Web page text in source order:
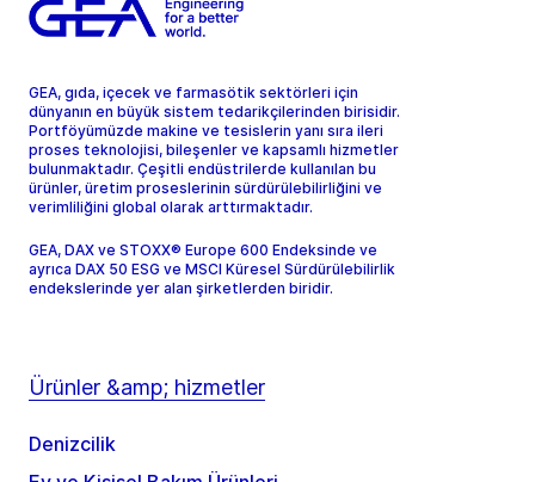
GEA, gıda, içecek ve farmasötik sektörleri için
dünyanın en büyük sistem tedarikçilerinden birisidir.
Portföyümüzde makine ve tesislerin yanı sıra ileri
proses teknolojisi, bileşenler ve kapsamlı hizmetler
bulunmaktadır. Çeşitli endüstrilerde kullanılan bu
ürünler, üretim proseslerinin sürdürülebilirliğini ve
verimliliğini global olarak arttırmaktadır.
GEA, DAX ve STOXX® Europe 600 Endeksinde ve
ayrıca DAX 50 ESG ve MSCI Küresel Sürdürülebilirlik
endekslerinde yer alan şirketlerden biridir.
Ürünler &amp; hizmetler
Denizcilik